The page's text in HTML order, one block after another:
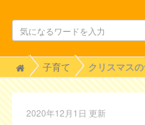
H
o
m
子育て
2020年12月1日 更新